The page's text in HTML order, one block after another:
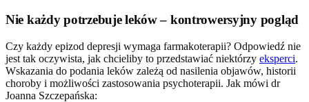
Nie każdy potrzebuje leków – kontrowersyjny pogląd
Czy każdy epizod depresji wymaga farmakoterapii? Odpowiedź nie
jest tak oczywista, jak chcieliby to przedstawiać niektórzy eksperci.
Wskazania do podania leków zależą od nasilenia objawów, historii
choroby i możliwości zastosowania psychoterapii. Jak mówi dr
Joanna Szczepańska: